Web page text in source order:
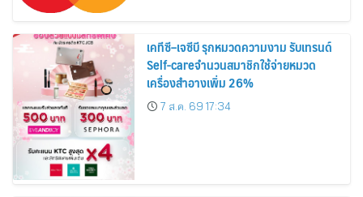
เคทีซี–เจซีบี รุกหมวดความงาม รับเทรนด์
Self-careจำนวนสมาชิกใช้จ่ายหมวด
เครื่องสำอางเพิ่ม 26%
7 ส.ค. 69 17:34